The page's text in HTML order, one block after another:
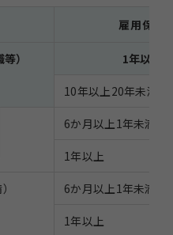
雇用保険
） 1年以上
10年以上20年未満
6か月以上1年未満
1年以上
6か月以上1年未満
1年以上